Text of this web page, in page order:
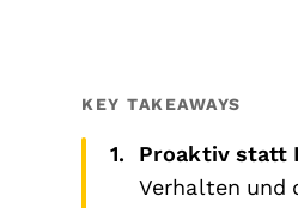
KEY TAKEAWAYS
Proaktiv statt
Verhalten und